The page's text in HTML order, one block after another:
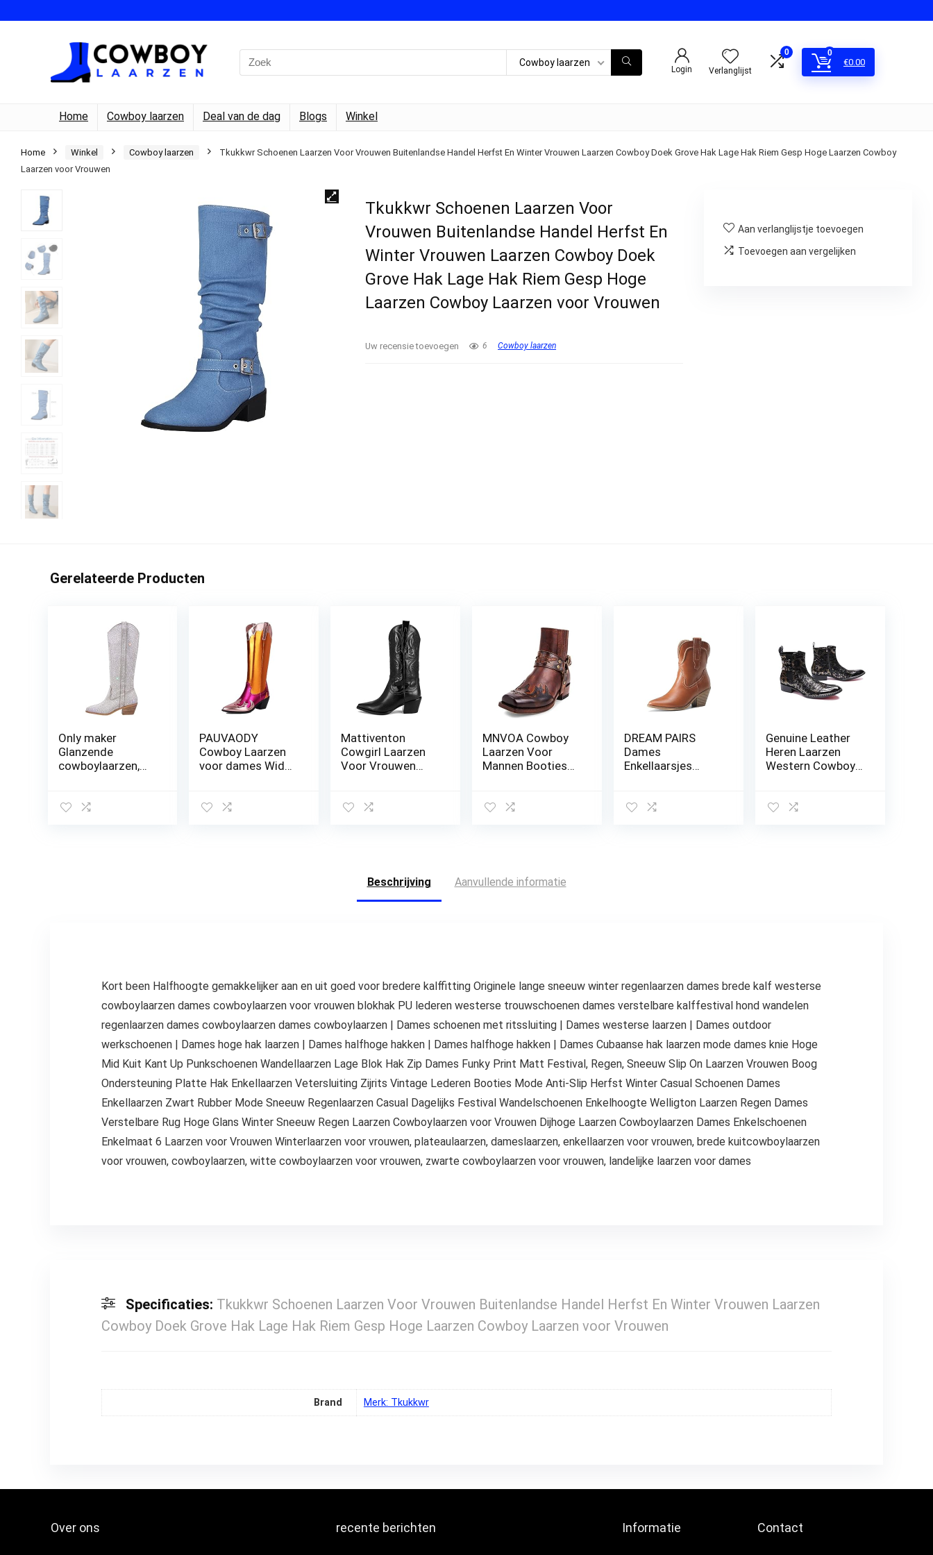
Search
for:
Cowboy laarzen
Login Verlanglijst
0 0
€0.00
Home Cowboy laarzen Deal van de dag Blogs Winkel
Home Winkel Cowboy laarzen
Tkukkwr Schoenen Laarzen Voor Vrouwen Buitenlandse Handel Herfst En Winter Vrouwen Laarzen Cowboy Doek Grove Hak Lage Hak Riem Gesp Hoge Laarzen Cowboy
Laarzen voor Vrouwen
Tkukkwr Schoenen Laarzen Voor
Vrouwen Buitenlandse Handel Herfst En
Winter Vrouwen Laarzen Cowboy Doek
Grove Hak Lage Hak Riem Gesp Hoge
Laarzen Cowboy Laarzen voor Vrouwen
Uw recensie toevoegen 6 Cowboy laarzen
Aan verlanglijstje toevoegen
Toevoegen aan vergelijken
Gerelateerde Producten
Only maker
Glanzende
cowboylaarzen,
laarzen,
PAUVAODY
Cowboy Laarzen
voor dames Wide
On Embroidery
Mattiventon
Cowgirl Laarzen
Voor Vrouwen
Cowboy Laarzen
MNVOA Cowboy
Laarzen Voor
Mannen Booties
Genaaid
DREAM PAIRS
Dames
Enkellaarsjes
Puntneus Lage
Genuine Leather
Heren Laarzen
Western Cowboy
Kwaliteit
Beschrijving Aanvullende informatie
Kort been Halfhoogte gemakkelijker aan en uit goed voor bredere kalffitting Originele lange sneeuw winter regenlaarzen dames brede kalf westerse
cowboylaarzen dames cowboylaarzen voor vrouwen blokhak PU lederen westerse trouwschoenen dames verstelbare kalffestival hond wandelen
regenlaarzen dames cowboylaarzen dames cowboylaarzen | Dames schoenen met ritssluiting | Dames westerse laarzen | Dames outdoor
werkschoenen | Dames hoge hak laarzen | Dames halfhoge hakken | Dames halfhoge hakken | Dames Cubaanse hak laarzen mode dames knie Hoge
Mid Kuit Kant Up Punkschoenen Wandellaarzen Lage Blok Hak Zip Dames Funky Print Matt Festival, Regen, Sneeuw Slip On Laarzen Vrouwen Boog
Ondersteuning Platte Hak Enkellaarzen Vetersluiting Zijrits Vintage Lederen Booties Mode Anti-Slip Herfst Winter Casual Schoenen Dames
Enkellaarzen Zwart Rubber Mode Sneeuw Regenlaarzen Casual Dagelijks Festival Wandelschoenen Enkelhoogte Welligton Laarzen Regen Dames
Verstelbare Rug Hoge Glans Winter Sneeuw Regen Laarzen Cowboylaarzen voor Vrouwen Dijhoge Laarzen Cowboylaarzen Dames Enkelschoenen
Enkelmaat 6 Laarzen voor Vrouwen Winterlaarzen voor vrouwen, plateaulaarzen, dameslaarzen, enkellaarzen voor vrouwen, brede kuitcowboylaarzen
voor vrouwen, cowboylaarzen, witte cowboylaarzen voor vrouwen, zwarte cowboylaarzen voor vrouwen, landelijke laarzen voor dames
Specificaties: Tkukkwr Schoenen Laarzen Voor Vrouwen Buitenlandse Handel Herfst En Winter Vrouwen Laarzen
Cowboy Doek Grove Hak Lage Hak Riem Gesp Hoge Laarzen Cowboy Laarzen voor Vrouwen
Brand Merk: Tkukkwr
Over ons recente berichten Informatie Contact